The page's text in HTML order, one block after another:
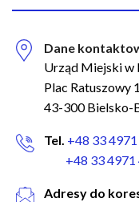
Dane
Urząd Miejski w
Plac Ratuszowy
43-300 Bielsko-
Tel. +48 33
+48 33 4971
Adresy do